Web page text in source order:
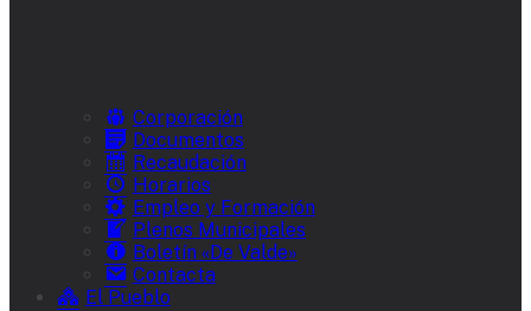
Corporación
Documentos
Recaudación
Horarios
Empleo y Formación
Plenos Municipales
Boletín «De Valde»
Contacta
El Pueblo